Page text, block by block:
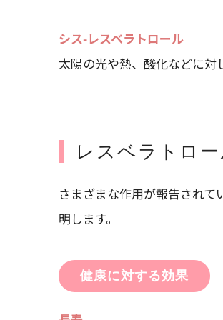
シス-レスベラトロール
太陽の光や熱、酸化などに対
レスベラトロ
さまざまな作用が報告され
明します。
健康に対する効果